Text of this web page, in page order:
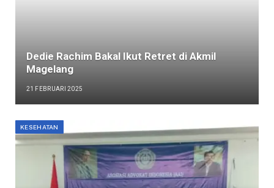
Dedie Rachim Bakal Ikut Retret di Akmil
Magelang
21 FEBRUARI 2025
KESEHATAN